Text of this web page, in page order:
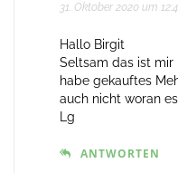
31. Oktober 2020 um
Hallo Birgit
Seltsam das ist mir
habe gekauftes
auch nicht woran
Lg
ANTWORTEN